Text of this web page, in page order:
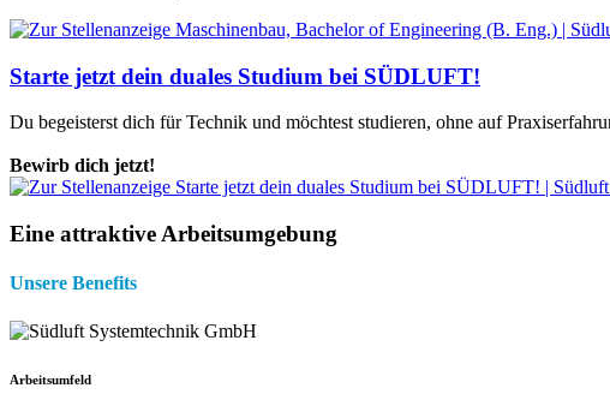
Starte jetzt dein duales Studium bei SÜDLUFT!
Du begeisterst dich für Technik und möchtest studieren, ohne auf
Bewirb dich jetzt!
Eine attraktive Arbeitsumgebung
Unsere Benefits
Arbeitsumfeld